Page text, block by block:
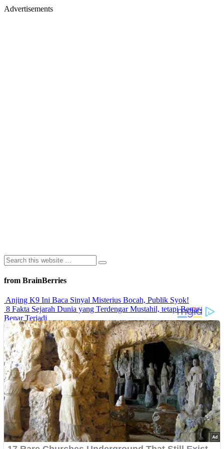
Advertisements
from BrainBerries
Anjing K9 Ini Baca Sinyal Misterius Bocah, Publik Syok!
8 Fakta Sejarah Dunia yang Terdengar Mustahil, tetapi Benar-
Benar Terjadi
Rahasia Sehat Sam Bimbo Yang Tetap Prima Di Usia Senja
9 Rahasia Mengejutkan Di Balik Monumen Batu Kuno Dunia!
Inilah Cara Mendeteksi Kebohongan Lewat Gerakan Bibir!
Advertisements